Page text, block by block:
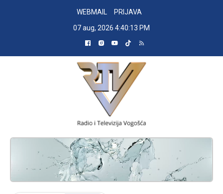
WEBMAIL
PRIJAVA
07 aug, 2026 4:40:14 PM
RADIO TELEVIZIJA VOGOŠĆA